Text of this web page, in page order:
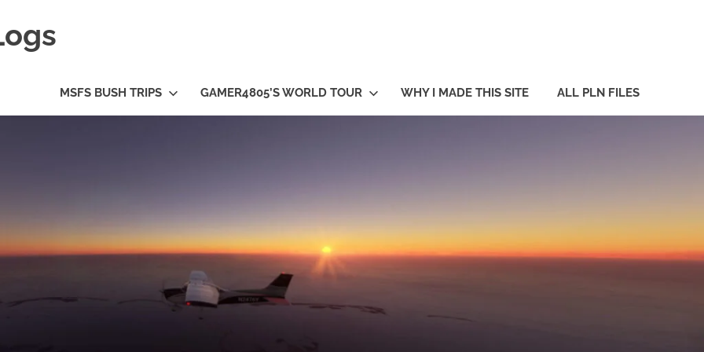
MSFS BUSH TRIPS GAMER4805’S WORLD TOUR WHY I MADE THIS SITE ALL PLN FILES